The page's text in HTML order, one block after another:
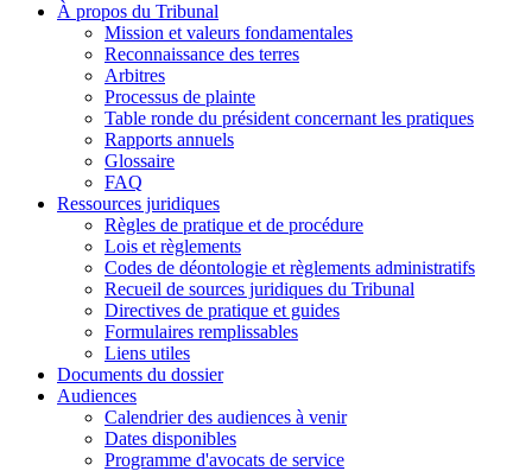
À propos du Tribunal
Mission et valeurs fondamentales
Reconnaissance des terres
Arbitres
Processus de plainte
Table ronde du président concernant les pratiques
Rapports annuels
Glossaire
FAQ
Ressources juridiques
Règles de pratique et de procédure
Lois et règlements
Codes de déontologie et règlements administratifs
Recueil de sources juridiques du Tribunal
Directives de pratique et guides
Formulaires remplissables
Liens utiles
Documents du dossier
Audiences
Calendrier des audiences à venir
Dates disponibles
Programme d'avocats de service